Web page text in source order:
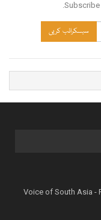
Subscribe
سبسکرائب کریں
Voice of South Asia -